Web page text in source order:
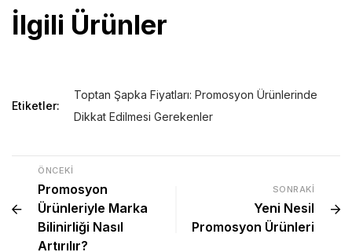
İlgili Ürünler
Etiketler:
Toptan Şapka Fiyatları: Promosyon Ürünlerinde
Dikkat Edilmesi Gerekenler
ÖNCEKI
Promosyon
Ürünleriyle Marka
Bilinirliği Nasıl
Artırılır?
SONRAKI
Yeni Nesil
Promosyon Ürünleri